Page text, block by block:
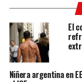
El
Niñera argentina en